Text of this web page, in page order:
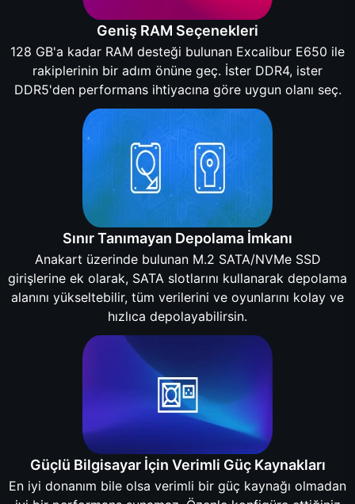
Geniş RAM Seçenekleri
128 GB'a kadar RAM desteği bulunan Excalibur E650 ile
rakiplerinin bir adım önüne geç. İster DDR4, ister
DDR5'den performans ihtiyacına göre uygun olanı seç.
Sınır Tanımayan Depolama İmkanı
Anakart üzerinde bulunan M.2 SATA/NVMe SSD
girişlerine ek olarak, SATA slotlarını kullanarak depolama
alanını yükseltebilir, tüm verilerini ve oyunlarını kolay ve
hızlıca depolayabilirsin.
Güçlü Bilgisayar İçin Verimli Güç Kaynakları
En iyi donanım bile olsa verimli bir güç kaynağı olmadan